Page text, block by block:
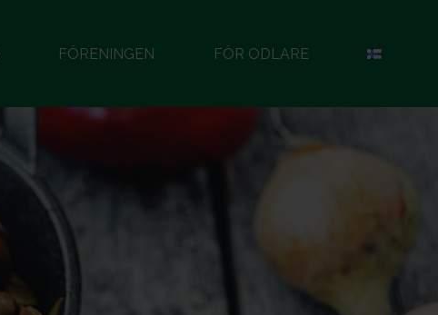
FÖRENINGEN FÖR ODLARE